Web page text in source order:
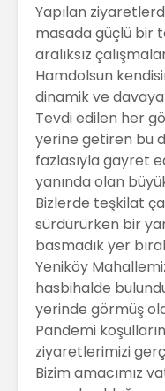
Yapılan
masada güçlü bir
aralıksız
Hamdolsun
dinamik ve
Tevdi edilen her
yerine getiren bu
fazlasıyla gayret
yanında olan
Bizlerde teşkilat
sürdürürken bir
basmadık yer
Yeniköy
hasbihalde
yerinde görmüş
Pandemi
ziyaretlerimizi
Bizim amacımız